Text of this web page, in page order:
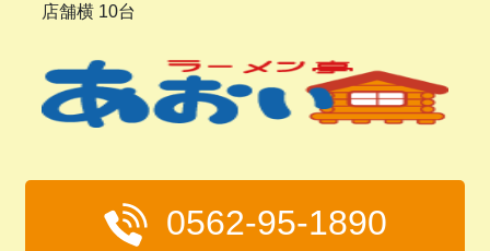
店舗横 10台
0562-95-1890